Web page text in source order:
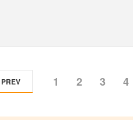
1 2 3 4
PREV